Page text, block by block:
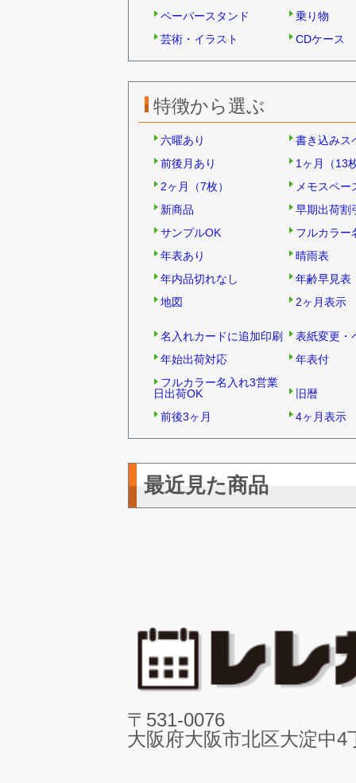
ペーパースタンド
乗り物
芸術・イラスト
CDケース
特徴から選ぶ
六曜あり
書き込みス
前後月あり
1ヶ月（13
2ヶ月（7枚）
メモスペ
新商品
早期出荷割
サンプルOK
フルカラー
年表あり
晴雨表
年内品切れなし
年齢早見表
地図
2ヶ月表示
名入れカードに追加印刷
表紙変更・
年始出荷対応
年表付
フルカラー名入れ3営業
日出荷OK
旧暦
前後3ヶ月
4ヶ月表示
最近見た商品
〒531-0076
大阪府大阪市北区大淀中4